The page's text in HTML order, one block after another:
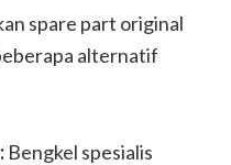
spare part original
alternatif
Bengkel spesialis